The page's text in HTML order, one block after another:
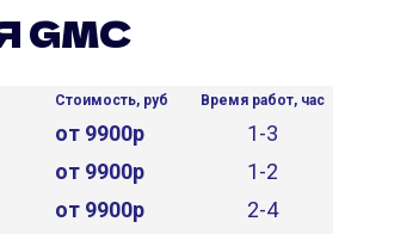
Стоимость, руб Время работ, час
от 9900р
1-3
от 9900р
1-2
от 9900р
2-4